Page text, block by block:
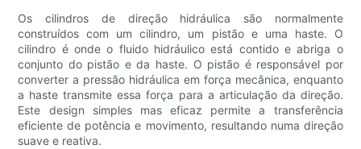
Os cilindros de direção hidráulica são normalmente
construídos com um cilindro, um pistão e uma haste. O
cilindro é onde o fluido hidráulico está contido e abriga o
conjunto do pistão e da haste. O pistão é responsável por
converter a pressão hidráulica em força mecânica, enquanto
a haste transmite essa força para a articulação da direção.
Este design simples mas eficaz permite a transferência
eficiente de potência e movimento, resultando numa direção
suave e reativa.